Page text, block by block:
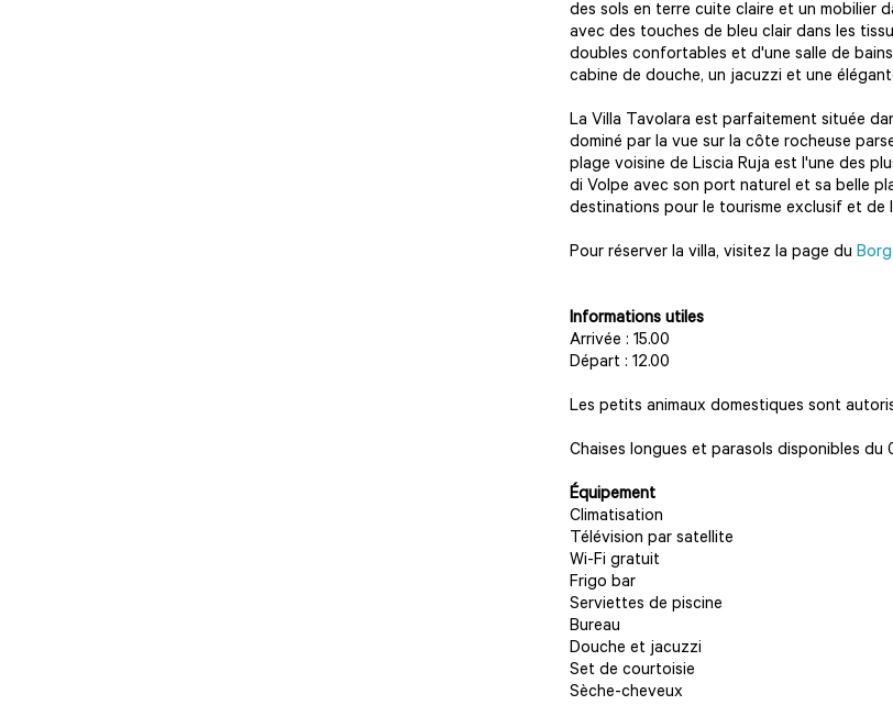
des sols en terre cuite claire et un mobilier
avec des touches de bleu clair dans les
doubles confortables et d'une salle de
cabine de douche, un jacuzzi et une
La Villa Tavolara est parfaitement située
dominé par la vue sur la côte rocheuse
plage voisine de Liscia Ruja est l'une des
di Volpe avec son port naturel et sa belle
destinations pour le tourisme exclusif et de
Pour réserver la villa, visitez la page du
Informations utiles
Arrivée : 15.00
Départ : 12.00
Les petits animaux domestiques sont
Chaises longues et parasols disponibles du
Équipement
Climatisation
Télévision par satellite
Wi-Fi gratuit
Frigo bar
Serviettes de piscine
Bureau
Douche et jacuzzi
Set de courtoisie
Sèche-cheveux